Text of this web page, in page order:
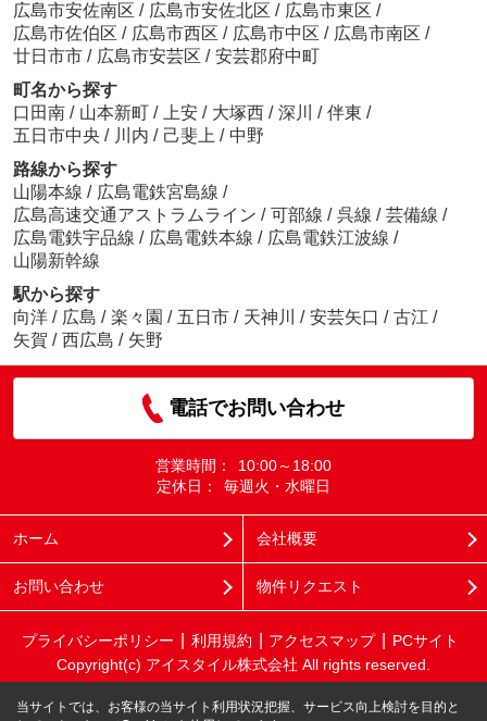
広島市安佐南区 / 広島市安佐北区 / 広島市東区 /
広島市佐伯区 / 広島市西区 / 広島市中区 / 広島市南区 /
廿日市市 / 広島市安芸区 / 安芸郡府中町
町名から探す
口田南 / 山本新町 / 上安 / 大塚西 / 深川 / 伴東 /
五日市中央 / 川内 / 己斐上 / 中野
路線から探す
山陽本線 / 広島電鉄宮島線 /
広島高速交通アストラムライン / 可部線 / 呉線 / 芸備線 /
広島電鉄宇品線 / 広島電鉄本線 / 広島電鉄江波線 /
山陽新幹線
駅から探す
向洋 / 広島 / 楽々園 / 五日市 / 天神川 / 安芸矢口 / 古江 /
矢賀 / 西広島 / 矢野
電話でお問い合わせ
営業時間：
10:00～18:00
定休日：
毎週火・水曜日
ホーム 会社概要
お問い合わせ 物件リクエスト
プライバシーポリシー 利用規約 アクセスマップ
PCサイト
Copyright(c) アイスタイル株式会社 All rights reserved.
当サイトでは、お客様の当サイト利用状況把握、サービス向上検討を目的と